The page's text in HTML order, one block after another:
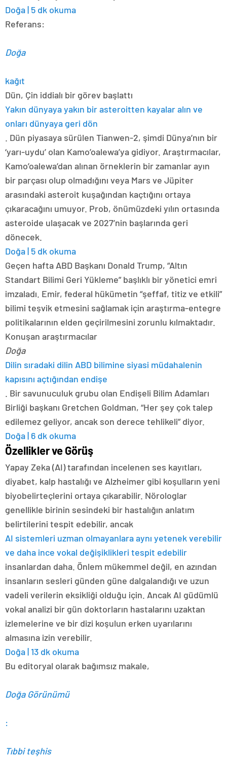
Doğa | 5 dk okuma
Referans:
Doğa
kağıt
Dün, Çin iddialı bir görev başlattı
Yakın dünyaya yakın bir asteroitten kayalar alın ve
onları dünyaya geri dön
. Dün piyasaya sürülen Tianwen-2, şimdi Dünya’nın bir
‘yarı-uydu’ olan Kamo’oalewa’ya gidiyor. Araştırmacılar,
Kamo’oalewa’dan alınan örneklerin bir zamanlar ayın
bir parçası olup olmadığını veya Mars ve Jüpiter
arasındaki asteroit kuşağından kaçtığını ortaya
çıkaracağını umuyor. Prob, önümüzdeki yılın ortasında
asteroide ulaşacak ve 2027’nin başlarında geri
dönecek.
Doğa | 5 dk okuma
Geçen hafta ABD Başkanı Donald Trump, “Altın
Standart Bilimi Geri Yükleme” başlıklı bir yönetici emri
imzaladı. Emir, federal hükümetin “şeffaf, titiz ve etkili”
bilimi teşvik etmesini sağlamak için araştırma-entegre
politikalarının elden geçirilmesini zorunlu kılmaktadır.
Konuşan araştırmacılar
Doğa
Dilin sıradaki dilin ABD bilimine siyasi müdahalenin
kapısını açtığından endişe
. Bir savunuculuk grubu olan Endişeli Bilim Adamları
Birliği başkanı Gretchen Goldman, “Her şey çok talep
edilemez geliyor, ancak son derece tehlikeli” diyor.
Doğa | 6 dk okuma
Özellikler ve Görüş
Yapay Zeka (AI) tarafından incelenen ses kayıtları,
diyabet, kalp hastalığı ve Alzheimer gibi koşulların yeni
biyobelirteçlerini ortaya çıkarabilir. Nörologlar
genellikle birinin sesindeki bir hastalığın anlatım
belirtilerini tespit edebilir, ancak
AI sistemleri uzman olmayanlara aynı yetenek verebilir
ve daha ince vokal değişiklikleri tespit edebilir
insanlardan daha. Önlem mükemmel değil, en azından
insanların sesleri günden güne dalgalandığı ve uzun
vadeli verilerin eksikliği olduğu için. Ancak AI güdümlü
vokal analizi bir gün doktorların hastalarını uzaktan
izlemelerine ve bir dizi koşulun erken uyarılarını
almasına izin verebilir.
Doğa | 13 dk okuma
Bu editoryal olarak bağımsız makale,
Doğa Görünümü
:
Tıbbi teşhis